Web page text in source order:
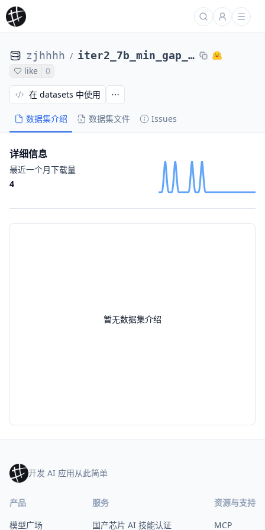
zjhhhh / iter2_7b_min_gap_0.17_final_scores_base_52
like 0
数据集介绍 数据集文件 Issues
在 datasets 中使用
暂无数据集介绍
详细信息
最近一个月下载量
4
开发 AI 应用从此简单
产品
模型广场
服务
国产芯片 AI 技能认证
资源与支持
MCP